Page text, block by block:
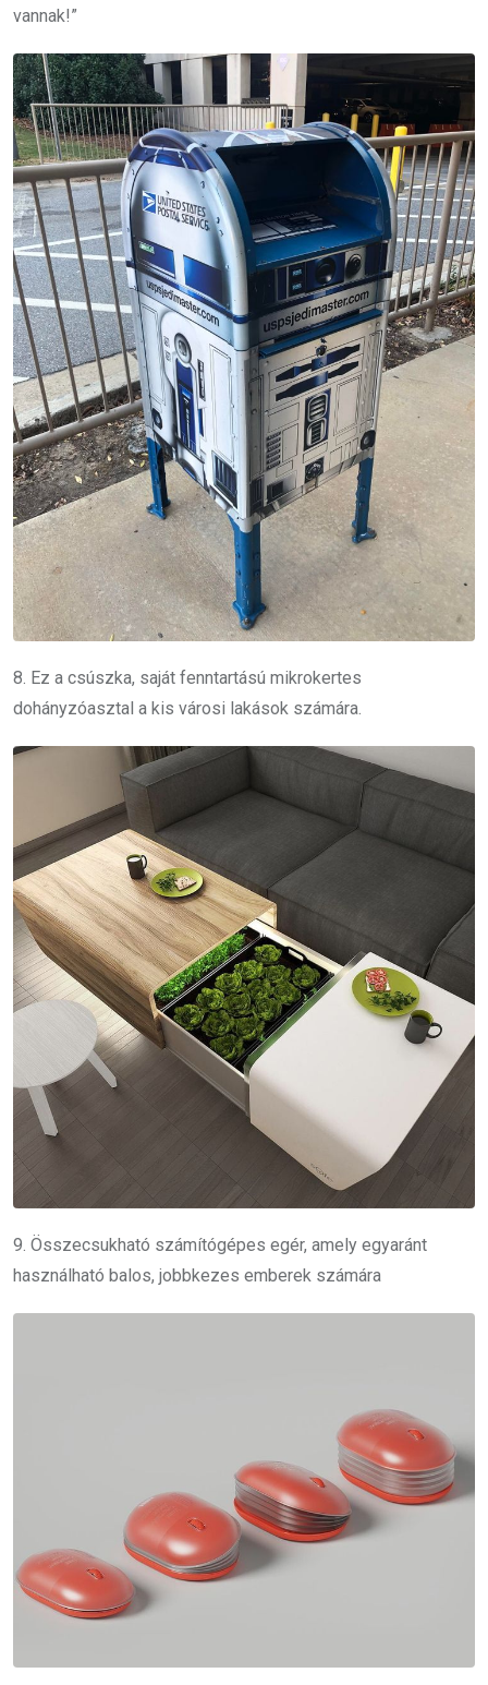
vannak!”
8. Ez a csúszka, saját fenntartású mikrokertes
dohányzóasztal a kis városi lakások számára.
9. Összecsukható számítógépes egér, amely egyaránt
használható balos, jobbkezes emberek számára